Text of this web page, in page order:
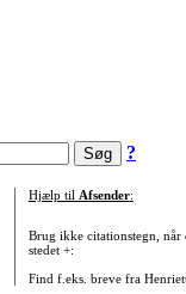
?
Hjælp til Afsender:
Brug ikke citationstegn, når
stedet +:
Find f.eks. breve fra